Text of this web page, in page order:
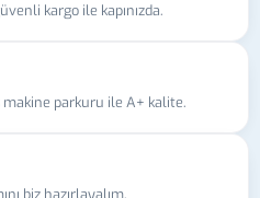
kargo ile kapınızda.
parkuru ile A+ kalite.